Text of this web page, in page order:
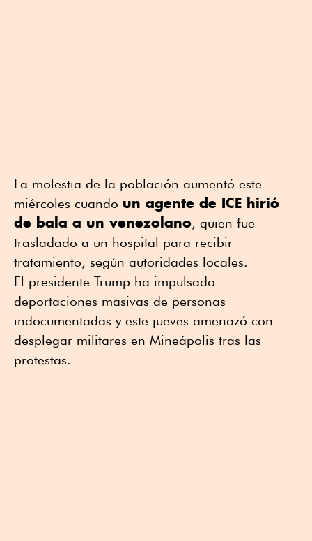
La molestia de la población aumentó este
miércoles cuando un agente de ICE hirió
de bala a un venezolano, quien fue
trasladado a un hospital para recibir
tratamiento, según autoridades locales.
El presidente Trump ha impulsado
deportaciones masivas de personas
indocumentadas y este jueves amenazó con
desplegar militares en Mineápolis tras las
protestas.